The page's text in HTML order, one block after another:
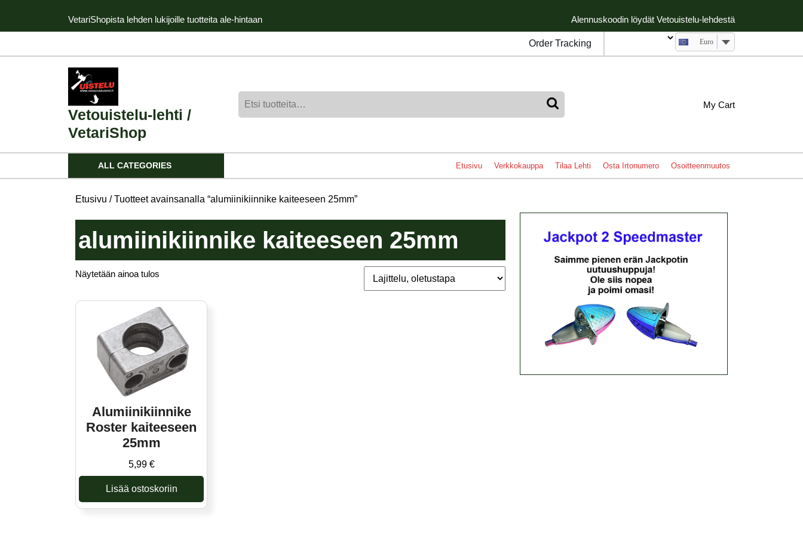
content
VetariShopista lehden lukijoille tuotteita ale-hintaan Alennuskoodin löydät Vetouistelu-lehdestä
Order Tracking Euro
Vetouistelu-lehti /
VetariShop
My Cartshopping
ALL CATEGORIES Etusivu Verkkokauppa Tilaa Lehti Osta Irtonumero Osoitteenmuutos
Etusivu / Tuotteet avainsanalla “alumiinikiinnike kaiteeseen 25mm”
alumiinikiinnike kaiteeseen 25mm
Näytetään ainoa tulos
Alumiinikiinnike
Roster kaiteeseen
25mm
5,99 €
Lisää ostoskoriin